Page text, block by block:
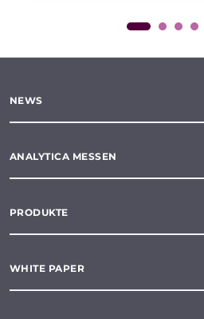
NEWS
ANALYTICA MESSEN
PRODUKTE
WHITE PAPER